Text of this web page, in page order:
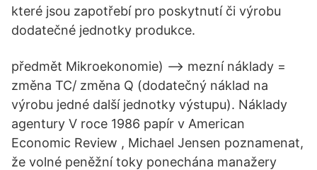
které jsou zapotřebí pro poskytnutí či výrobu
dodatečné jednotky produkce.
předmět Mikroekonomie) –> mezní náklady =
změna TC/ změna Q (dodatečný náklad na
výrobu jedné další jednotky výstupu). Náklady
agentury V roce 1986 papír v American
Economic Review , Michael Jensen poznamenat,
že volné peněžní toky ponechána manažery